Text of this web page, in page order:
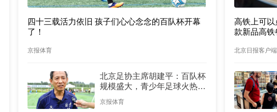
四十三载活力依旧 孩子们心心念念的百队杯开幕
了！
京报体育
北京足协主席胡建平：百队杯
规模盛大，青少年足球火热有
京报体育
高铁上可
款新品高铁
北京日报客户端